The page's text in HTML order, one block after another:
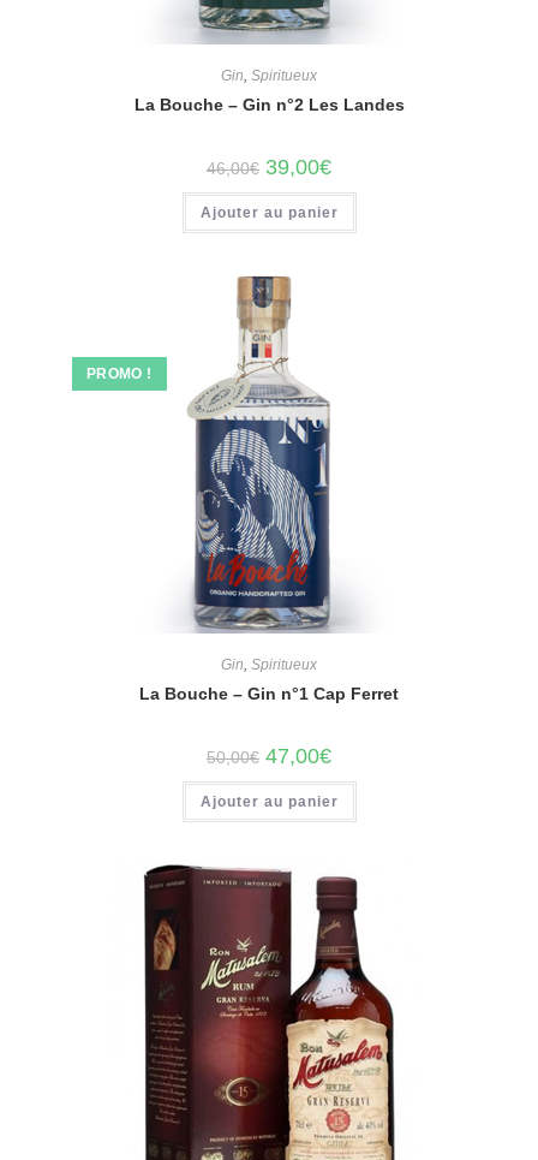
Gin, Spiritueux
La Bouche – Gin n°2 Les Landes
46,00€ Le
prix
initial
était :
46,00€.
39,00€Le
actuel
est :
39,00€.
Ajouter au panier
PROMO !
Gin Spiritueux
La Bouche – Gin n°1 Cap Ferret
50,00€ Le
prix
initial
était :
50,00€.
47,00€Le
prix
actuel
est :
47,00€.
Ajouter au panier